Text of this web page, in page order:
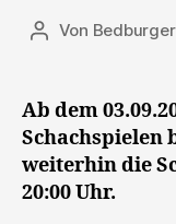
Beitragsautor
Von
Ab dem
Schachspielen
weiterhin die
20:00 Uhr.